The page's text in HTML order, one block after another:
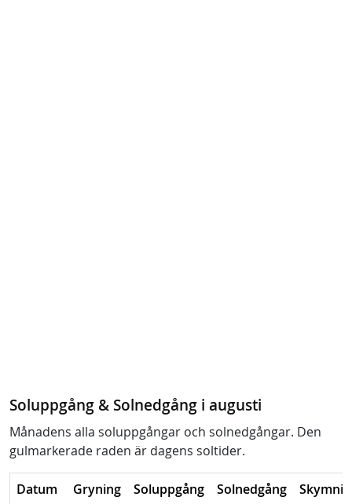
Soluppgång & Solnedgång i augusti
Månadens alla soluppgångar och solnedgångar. Den
gulmarkerade raden är dagens soltider.
Datum Gryning Soluppgång Solnedgång